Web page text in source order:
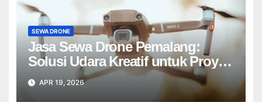
SEWA DRONE
Jasa Sewa Drone Pemalang:
Solusi Udara Kreatif untuk Proyek
Anda Tanpa Batas】
APR 19, 2026